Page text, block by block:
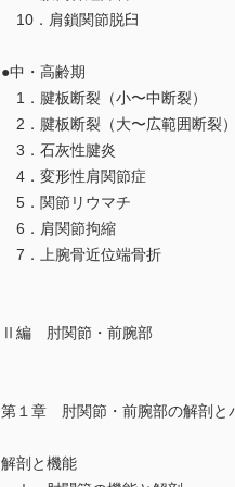
10．肩鎖関節脱臼
●中・高齢期
1．腱板断裂（小〜中断裂）
2．腱板断裂（大〜広範囲断裂）
3．石灰性腱炎
4．変形性肩関節症
5．関節リウマチ
6．肩関節拘縮
7．上腕骨近位端骨折
Ⅱ編 肘関節・前腕部
第１章 肘関節・前腕部の解剖と
解剖と機能